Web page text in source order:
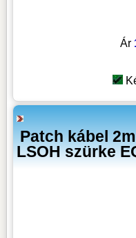
Ár
Patch kábel
LSOH szürke